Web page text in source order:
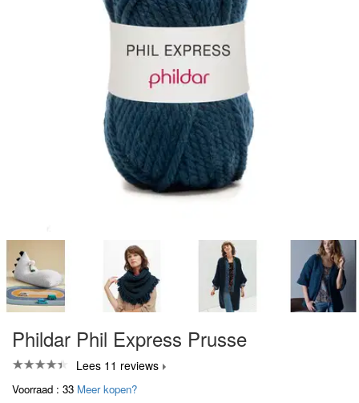
Phildar Phil Express Prusse
Lees 11 reviews
Voorraad : 33 Meer kopen?